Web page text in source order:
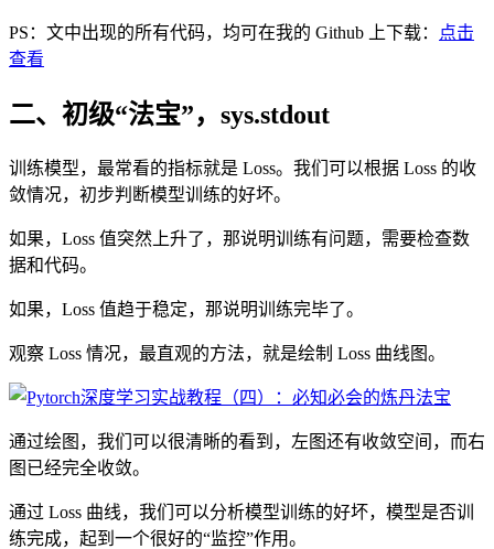
PS：文中出现的所有代码，均可在我的 Github 上下载：
点击
查看
二、初级“法宝”，sys.stdout
训练模型，最常看的指标就是 Loss。我们可以根据 Loss 的收
敛情况，初步判断模型训练的好坏。
如果，Loss 值突然上升了，那说明训练有问题，需要检查数
据和代码。
如果，Loss 值趋于稳定，那说明训练完毕了。
观察 Loss 情况，最直观的方法，就是绘制 Loss 曲线图。
通过绘图，我们可以很清晰的看到，左图还有收敛空间，而右
图已经完全收敛。
通过 Loss 曲线，我们可以分析模型训练的好坏，模型是否训
练完成，起到一个很好的“监控”作用。